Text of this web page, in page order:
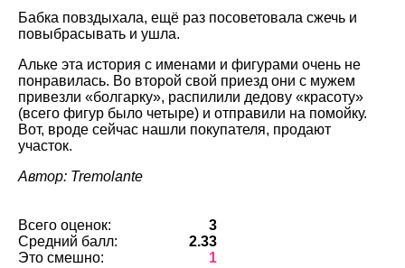
Бабка повздыхала, ещё раз посоветовала сжечь и
повыбрасывать и ушла.
Альке эта история с именами и фигурами очень не
понравилась. Во второй свой приезд они с мужем
привезли «болгарку», распилили дедову «красоту»
(всего фигур было четыре) и отправили на помойку.
Вот, вроде сейчас нашли покупателя, продают
участок.
Автор: Tremolante
Всего оценок:
3
Средний балл:
2.33
Это смешно:
1